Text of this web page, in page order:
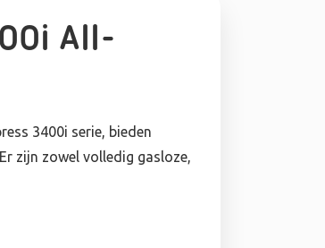
All-
3400i serie, bieden
zijn zowel volledig gasloze,